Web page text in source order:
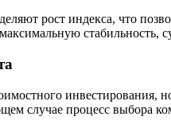
рост индекса, что
стабильность,
случае процесс выбора